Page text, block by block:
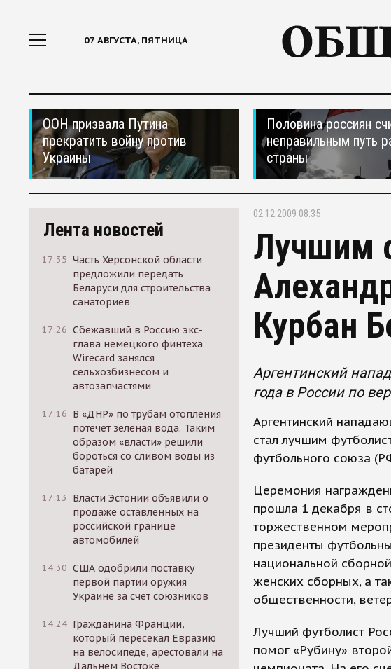
07 АВГУСТА, ПЯТНИЦА
ООН призвала Путина
прекратить войну против
Украины
Половина россиян
неправильным путь
страны
Лента новостей
17:35 Часть Херсонской области
предложили передать
Беларуси для строительства
санаториев
17:26 Сбежавший в Россию экс-
глава немецкого финтеха
Wirecard занялся
сельхозбизнесом и
автозапчастями
17:16 В «ДНР» по трубам отопления
потечет зеленая вода. Таким
образом «власти» решили
бороться со сливом воды из
батарей
17:13
Власти Эстонии объявили о
продаже оставленных на
российской границе
автомобилей
14:30 США одобрили поставку
первой партии оружия
Украине за счет союзников
14:24 Гражданина Франции,
который пересекал Евразию
на велосипеде, арестовали на
Дальнем Востоке
02.12.2009 08:35
Лучшим
Курбан
Аргентинский
года в России по
Аргентинский
стал лучшим
футбольного союза
Церемония
прошла 1 декабря в
торжественном
президенты
национальной
женских сборных, а
общественности,
Лучший футболист
помог «Рубину»